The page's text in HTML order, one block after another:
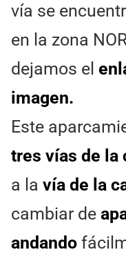
vía se
en la zona
dejamos el
imagen.
Este
tres vías de la
a la vía de la
cambiar de
andando